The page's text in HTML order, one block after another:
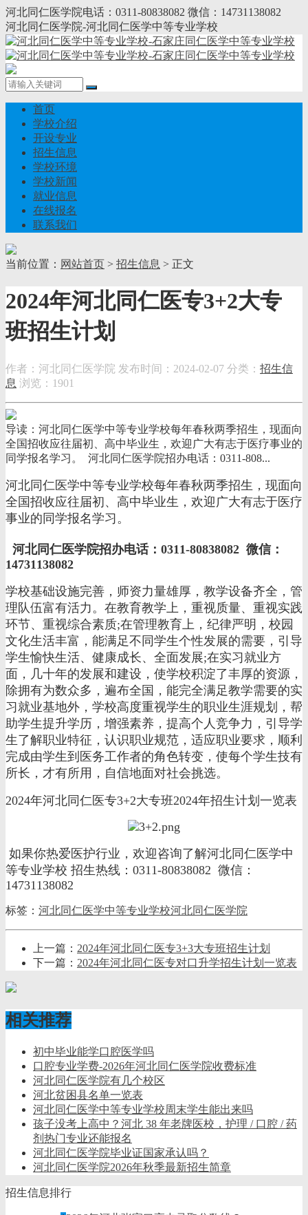
河北同仁医学院电话：0311-80838082 微信：14731138082
河北同仁医学院-河北同仁医学中等专业学校
首页
学校介绍
开设专业
招生信息
学校环境
学校新闻
就业信息
在线报名
联系我们
当前位置： 网站首页 > 招生信息 > 正文
2024年河北同仁医专3+2大专
班招生计划
作者：河北同仁医学院 发布时间：2024-02-07 分类： 招生信
息 浏览：1901
导读：河北同仁医学中等专业学校每年春秋两季招生，现面向
全国招收应往届初、高中毕业生，欢迎广大有志于医疗事业的
同学报名学习。 河北同仁医学院招办电话：0311-808...
河北同仁医学中等专业学校每年春秋两季招生，现面向
全国招收应往届初、高中毕业生，欢迎广大有志于医疗
事业的同学报名学习。
河北同仁医学院招办电话：0311-80838082 微信：
14731138082
学校基础设施完善，师资力量雄厚，教学设备齐全，管
理队伍富有活力。在教育教学上，重视质量、重视实践
环节、重视综合素质;在管理教育上，纪律严明，校园
文化生活丰富，能满足不同学生个性发展的需要，引导
学生愉快生活、健康成长、全面发展;在实习就业方
面，几十年的发展和建设，使学校积淀了丰厚的资源，
除拥有为数众多，遍布全国，能完全满足教学需要的实
习就业基地外，学校高度重视学生的职业生涯规划，帮
助学生提升学历，增强素养，提高个人竞争力，引导学
生了解职业特征，认识职业规范，适应职业要求，顺利
完成由学生到医务工作者的角色转变，使每个学生技有
所长，才有所用，自信地面对社会挑选。
2024年河北同仁医专3+2大专班2024年招生计划一览表
如果你热爱医护行业，欢迎咨询了解河北同仁医学中
等专业学校 招生热线：0311-80838082 微信：
14731138082
标签： 河北同仁医学中等专业学校河北同仁医学院
上一篇： 2024年河北同仁医专3+3大专班招生计划
下一篇： 2024年河北同仁医专对口升学招生计划一览表
相关推荐
初中毕业能学口腔医学吗
口腔专业学费-2026年河北同仁医学院收费标准
河北同仁医学院有几个校区
河北贫困县名单一览表
河北同仁医学中等专业学校周末学生能出来吗
孩子没考上高中？河北 38 年老牌医校，护理 / 口腔 / 药
剂热门专业还能报名
河北同仁医学院毕业证国家承认吗？
河北同仁医学院2026年秋季最新招生简章
招生信息排行